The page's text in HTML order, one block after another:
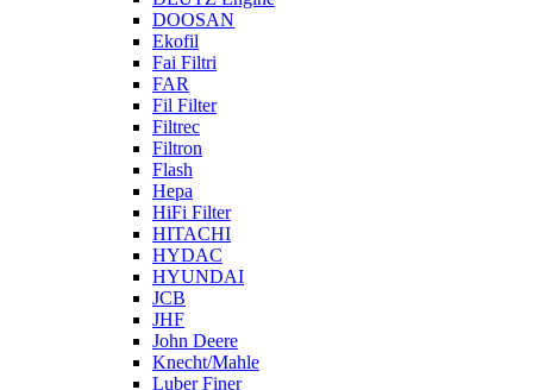
DOOSAN
Ekofil
Fai Filtri
FAR
Fil Filter
Filtrec
Filtron
Flash
Hepa
HiFi Filter
HITACHI
HYDAC
HYUNDAI
JCB
JHF
John Deere
Knecht/Mahle
Luber Finer